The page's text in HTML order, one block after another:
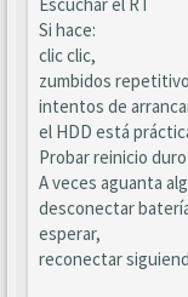
Si hace:
clic clic,
zumbidos
intentos de
el HDD está
Probar reinicio duro
A veces aguanta
desconectar
esperar,
reconectar